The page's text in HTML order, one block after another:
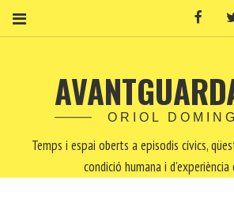
ORIOL
Temps i espai oberts a episodis cívics,
condició humana i d'experiència